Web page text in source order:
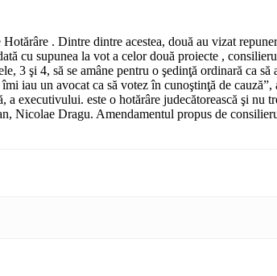
. Dintre dintre acestea, două au vizat
cu supunea la vot a celor două proiecte ,
3 şi 4, să se amâne pentru o şedinţă ordinară ca să
iau un avocat ca să votez în cunoştinţă de cauză”,
executivului. este o hotărâre judecătorească şi nu
Nicolae Dragu. Amendamentul propus de